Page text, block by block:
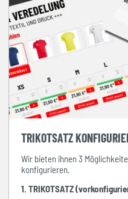
TRIKOTSATZ
Wir bieten ihnen 3
konfigurieren.
1. TRIKOTSATZ